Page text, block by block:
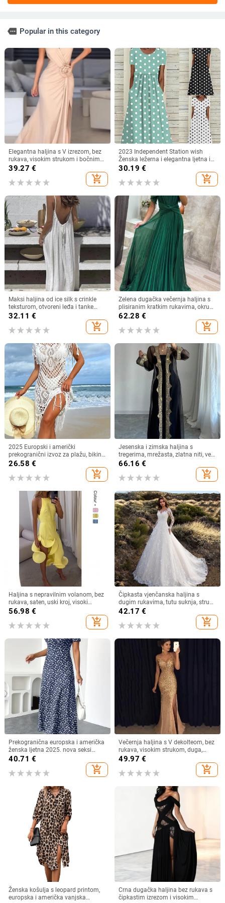
more Popular in this category
Elegantna haljina s V izrezom, bez
rukava, visokim strukom i bočnim
prorezom, od poliestera s
39.27 €
add_shopping_cart
2023 Independent Station wish
Ženska ležerna i elegantna ljetna i
jesenska nova haljina s printom i
točkicama, okruglim izrezom,
kratkih rukava i strukom
30.19 €
add_shopping_cart
Maksi haljina od ice silk s crinkle
teksturom, otvoreni leđa i tanke
naramenice, plisirana
32.11 €
add_shopping_cart
Zelena dugačka večernja haljina s
plisiranim kratkim rukavima, okrugli
izrez, A-linija
62.28 €
add_shopping_cart
2025 Europski i američki
prekogranični izvoz za plažu, bikini
kupaći kostim s resicama, čista
26.58 €
add_shopping_cart
Jesenska i zimska haljina s
tregerima, mrežasta, zlatna niti, vez,
jakna, kardigan, dvodijelna haljina,
66.16 €
add_shopping_cart
Haljina s nepravilnim volanom, bez
rukava, saten, uski kroj, visoki
ovratnik
56.98 €
add_shopping_cart
Čipkasta vjenčanska haljina s
dugim rukavima, tutu suknja, struk
u sredini
42.17 €
add_shopping_cart
Prekogranična europska i američka
ženska ljetna 2025. nova seksi
haljina s V-izrezom i kratkim
cvjetnim uzorkom s Amazon
40.71 €
add_shopping_cart
Večernja haljina s V dekolteom, bez
rukava, visokim strukom, duga,
swing kroj, poliester, zip
49.97 €
add_shopping_cart
Ženska košulja s leopard printom,
europska i američka vanjska
Crna dugačka haljina bez rukava s
čipkastim izrezom i visokim